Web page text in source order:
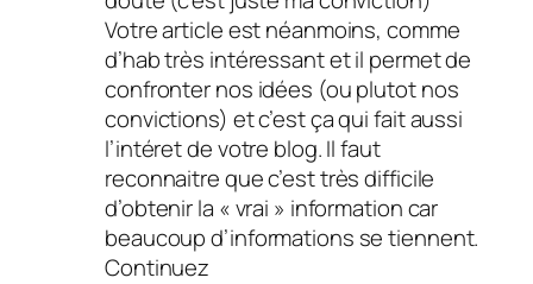
Votre article est néanmoins, comme
d’hab très intéressant et il permet de
confronter nos idées (ou plutot nos
convictions) et c’est ça qui fait aussi
l’intéret de votre blog. Il faut
reconnaitre que c’est très difficile
d’obtenir la « vrai » information car
beaucoup d’informations se tiennent.
Continuez